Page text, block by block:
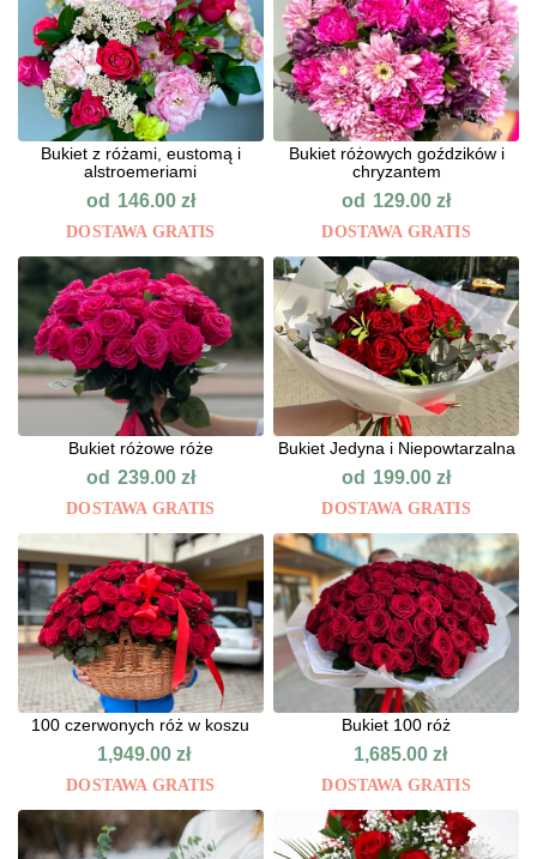
Bukiet z różami, eustomą i
alstroemeriami
od 146.00 zł
DOSTAWA GRATIS
Bukiet różowych goździków i
chryzantem
od 129.00zł
DOSTAWA GRATIS
Bukiet różowe róże
od 239.00 zł
DOSTAWA GRATIS
Bukiet Jedyna i Niepowtarzalna
od 199.00zł
DOSTAWA GRATIS
100 czerwonych róż w koszu
1,949.00zł
DOSTAWA GRATIS
Bukiet 100 róż
1,685.00 zł
DOSTAWA GRATIS